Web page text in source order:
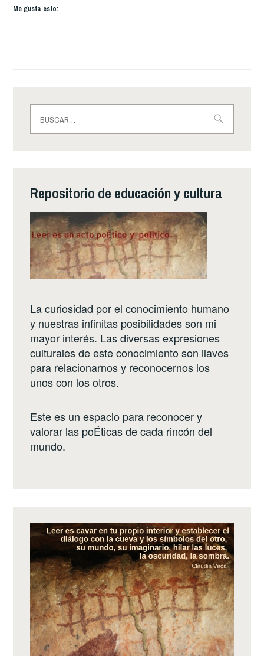
Me gusta esto:
Repositorio de educación y cultura
La curiosidad por el conocimiento humano
y nuestras infinitas posibilidades son mi
mayor interés. Las diversas expresiones
culturales de este conocimiento son llaves
para relacionarnos y reconocernos los
unos con los otros.
Este es un espacio para reconocer y
valorar las poÉticas de cada rincón del
mundo.